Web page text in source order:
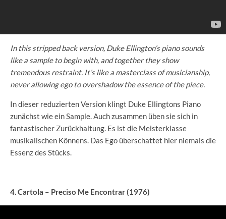
In this stripped back version, Duke Ellington’s piano sounds
like a sample to begin with, and together they show
tremendous restraint. It’s like a masterclass of musicianship,
never allowing ego to overshadow the essence of the piece.
In dieser reduzierten Version klingt Duke Ellingtons Piano
zunächst wie ein Sample. Auch zusammen üben sie sich in
fantastischer Zurückhaltung. Es ist die Meisterklasse
musikalischen Könnens. Das Ego überschattet hier niemals die
Essenz des Stücks.
4. Cartola – Preciso Me Encontrar (1976)